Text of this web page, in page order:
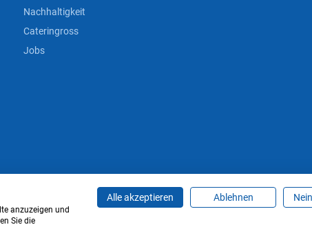
Nachhaltigkeit
Cateringross
Jobs
Impressum
Cookie-Einstellungen ändern
anzuzeigen und
Sie die
Alle akzeptieren Ablehnen